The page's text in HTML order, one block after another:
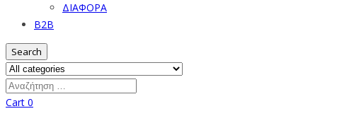
ΔΙΑΦΟΡΑ
B2B
Search
Cart 0